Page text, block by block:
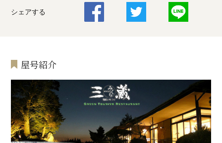
シェアする
屋号紹介